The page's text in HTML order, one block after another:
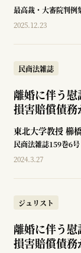
最高裁・大審院判例
2025.12.23
民商法雑誌
離婚に伴う
損害賠償債
東北大学教授 櫛
民商法雑誌159巻6
2024.3.27
ジュリスト
離婚に伴う
損害賠償債